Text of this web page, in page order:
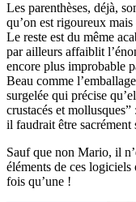
Les parenthèses, déjà,
qu’on est rigoureux
Le reste est du même
par ailleurs affaiblit
encore plus improbable
Beau comme
surgelée qui précise
crustacés et
il faudrait être sacrément
Sauf que non Mario, il
éléments de ces
fois qu’une !